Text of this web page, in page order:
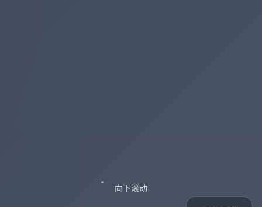
向下滚动